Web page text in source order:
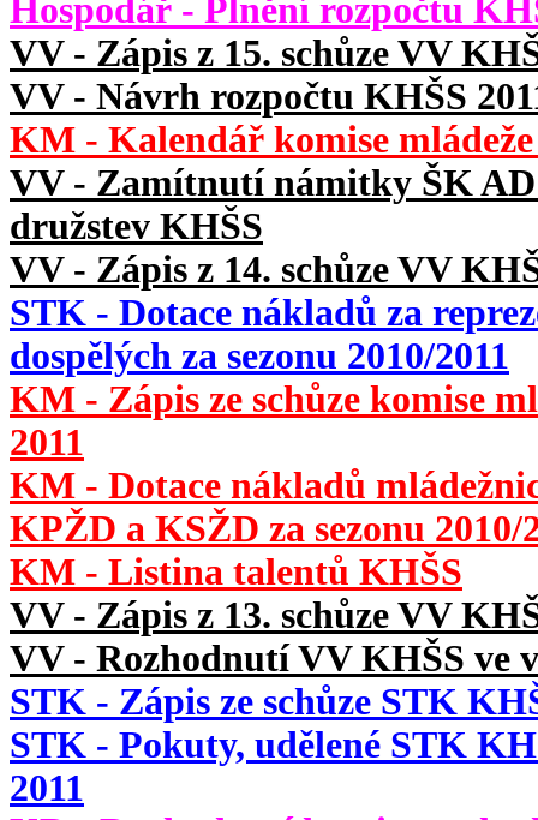
Hospodář - Plnění rozpočtu
VV - Zápis z 15. schůze VV
VV - Návrh rozpočtu KHŠS
KM - Kalendář komise mládeže
VV - Zamítnutí námitky ŠK
družstev KHŠS
VV - Zápis z 14. schůze VV
STK - Dotace nákladů za
dospělých za sezonu 2010/2011
KM - Zápis ze schůze komise
2011
KM - Dotace nákladů
KPŽD a KSŽD za sezonu 2010/
KM - Listina talentů KHŠS
VV - Zápis z 13. schůze VV
VV - Rozhodnutí VV KHŠS ve
STK - Zápis ze schůze STK
STK - Pokuty, udělené STK
2011